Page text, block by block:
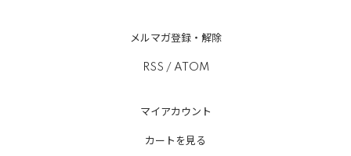
メルマガ登録・解除
RSS / ATOM
マイアカウント
カートを見る